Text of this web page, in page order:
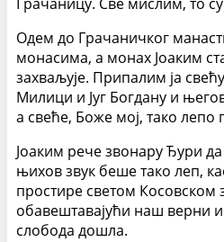
Одем до Грачаничког
монасима, а монах Јоаким
захваљује. Припалим ја
Милици и Југ Богдану и
а свеће, Боже мој, тако лепо
Јоаким рече звонару Ђури
њихов звук беше тако леп,
простире светом
обавештавајући наш верни
слобода дошла.